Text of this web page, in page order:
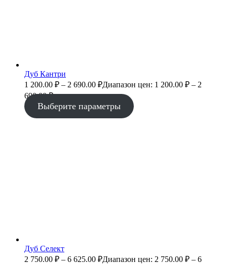
Дуб Кантри
1 200.00 ₽ – 2 690.00 ₽Диапазон цен: 1 200.00 ₽ – 2
690.00 ₽
Выберите параметры
Дуб Селект
2 750.00 ₽ – 6 625.00 ₽Диапазон цен: 2 750.00 ₽ – 6